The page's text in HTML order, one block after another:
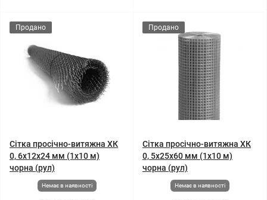
Продано
Сітка просічно-витяжна ХК
0, 6x12x24 мм (1x10 м)
чорна (рул)
Немає в наявності
Продано
Сітка просічно-витяжна ХК
0, 5x25x60 мм (1x10 м)
чорна (рул)
Немає в наявності